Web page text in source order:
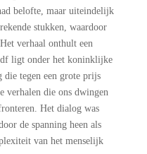
belofte, maar uiteindelijk
stukken, waardoor
verhaal onthult een
ligt onder het koninklijke
die tegen een grote prijs
verhalen die ons dwingen
Het dialog was
de spanning heen als
van het menselijk